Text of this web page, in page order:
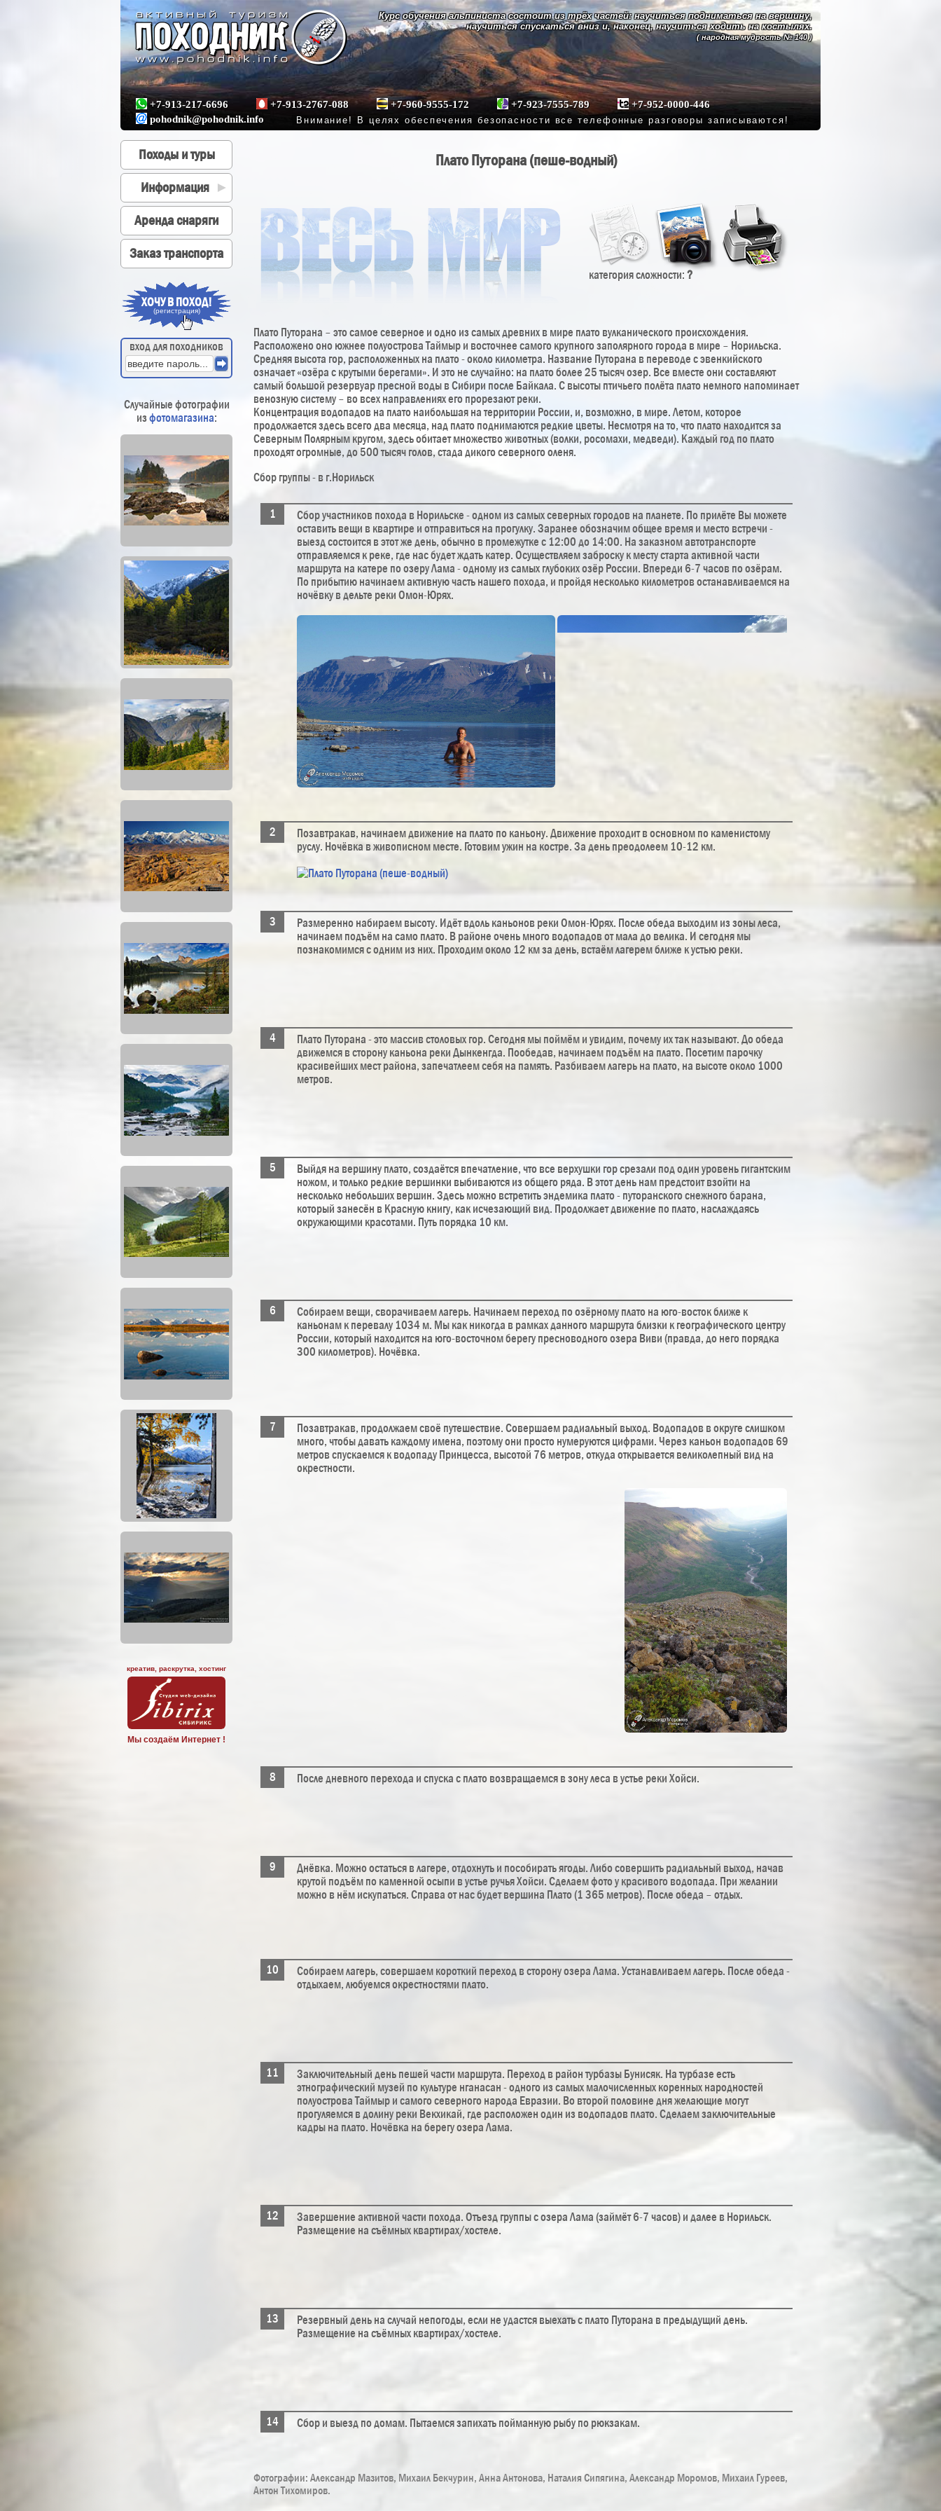
Курс обучения альпиниста состоит из трёх частей: научиться подниматься на вершину,
научиться спускаться вниз и, наконец, научиться ходить на костылях.
( народная мудрость № 140 )
+7-913-217-6696 +7-913-2767-088 +7-960-9555-172 +7-923-7555-789
+7-952-0000-446
pohodnik@pohodnik.info
Внимание! В целях обеспечения безопасности все телефонные разговоры записываются!
Походы и туры
Информация ►
Аренда снаряги
Заказ транспорта
ХОЧУ В ПОХОД!
(регистрация)
вход для походников
Случайные фотографии
изфотомагазина:
креатив, раскрутка, хостинг
Мы создаём Интернет !
Плато Путорана (пеше-водный)
категория сложности:?
Плато Путорана – это самое северное и одно из самых древних в мире плато вулканического происхождения.
Расположено оно южнее полуострова Таймыр и восточнее самого крупного заполярного города в мире – Норильска.
Средняя высота гор, расположенных на плато - около километра. Название Путорана в переводе с эвенкийского
означает «озёра с крутыми берегами». И это не случайно: на плато более 25 тысяч озер. Все вместе они составляют
самый большой резервуар пресной воды в Сибири после Байкала. С высоты птичьего полёта плато немного напоминает
венозную систему – во всех направлениях его прорезают реки.
Концентрация водопадов на плато наибольшая на территории России, и, возможно, в мире. Летом, которое
продолжается здесь всего два месяца, над плато поднимаются редкие цветы. Несмотря на то, что плато находится за
Северным Полярным кругом, здесь обитает множество животных (волки, росомахи, медведи). Каждый год по плато
проходят огромные, до 500 тысяч голов, стада дикого северного оленя.
Сбор группы - в г.Норильск
Сбор участников похода в Норильске - одном из самых северных городов на планете. По прилёте Вы можете
оставить вещи в квартире и отправиться на прогулку. Заранее обозначим общее время и место встречи -
выезд состоится в этот же день, обычно в промежутке с 12:00 до 14:00. На заказном автотранспорте
отправляемся к реке, где нас будет ждать катер. Осуществляем заброску к месту старта активной части
маршрута на катере по озеру Лама - одному из самых глубоких озёр России. Впереди 6-7 часов по озёрам.
По прибытию начинаем активную часть нашего похода, и пройдя несколько километров останавливаемся на
ночёвку в дельте реки Омон-Юрях.
Позавтракав, начинаем движение на плато по каньону. Движение проходит в основном по каменистому
руслу. Ночёвка в живописном месте. Готовим ужин на костре. За день преодолеем 10-12 км.
Размеренно набираем высоту. Идёт вдоль каньонов реки Омон-Юрях. После обеда выходим из зоны леса,
начинаем подъём на само плато. В районе очень много водопадов от мала до велика. И сегодня мы
познакомимся с одним из них. Проходим около 12 км за день, встаём лагерем ближе к устью реки.
Плато Путорана - это массив столовых гор. Сегодня мы поймём и увидим, почему их так называют. До обеда
движемся в сторону каньона реки Дынкенгда. Пообедав, начинаем подъём на плато. Посетим парочку
красивейших мест района, запечатлеем себя на память. Разбиваем лагерь на плато, на высоте около 1000
метров.
Выйдя на вершину плато, создаётся впечатление, что все верхушки гор срезали под один уровень гигантским
ножом, и только редкие вершинки выбиваются из общего ряда. В этот день нам предстоит взойти на
несколько небольших вершин. Здесь можно встретить эндемика плато - путоранского снежного барана,
который занесён в Красную книгу, как исчезающий вид. Продолжает движение по плато, наслаждаясь
окружающими красотами. Путь порядка 10 км.
Собираем вещи, сворачиваем лагерь. Начинаем переход по озёрному плато на юго-восток ближе к
каньонам к перевалу 1034 м. Мы как никогда в рамках данного маршрута близки к географического центру
России, который находится на юго-восточном берегу пресноводного озера Виви (правда, до него порядка
300 километров). Ночёвка.
Позавтракав, продолжаем своё путешествие. Совершаем радиальный выход. Водопадов в округе слишком
много, чтобы давать каждому имена, поэтому они просто нумеруются цифрами. Через каньон водопадов 69
метров спускаемся к водопаду Принцесса, высотой 76 метров, откуда открывается великолепный вид на
окрестности.
После дневного перехода и спуска с плато возвращаемся в зону леса в устье реки Хойси.
Днёвка. Можно остаться в лагере, отдохнуть и пособирать ягоды. Либо совершить радиальный выход, начав
крутой подъём по каменной осыпи в устье ручья Хойси. Сделаем фото у красивого водопада. При желании
можно в нём искупаться. Справа от нас будет вершина Плато (1 365 метров). После обеда – отдых.
Собираем лагерь, совершаем короткий переход в сторону озера Лама. Устанавливаем лагерь. После обеда -
отдыхаем, любуемся окрестностями плато.
Заключительный день пешей части маршрута. Переход в район турбазы Бунисяк. На турбазе есть
этнографический музей по культуре нганасан - одного из самых малочисленных коренных народностей
полуострова Таймыр и самого северного народа Евразии. Во второй половине дня желающие могут
прогуляемся в долину реки Векхикай, где расположен один из водопадов плато. Сделаем заключительные
кадры на плато. Ночёвка на берегу озера Лама.
Завершение активной части похода. Отъезд группы с озера Лама (займёт 6-7 часов) и далее в Норильск.
Размещение на съёмных квартирах/хостеле.
Резервный день на случай непогоды, если не удастся выехать с плато Путорана в предыдущий день.
Размещение на съёмных квартирах/хостеле.
Сбор и выезд по домам. Пытаемся запихать пойманную рыбу по рюкзакам.
Фотографии: Александр Мазитов, Михаил Бекчурин, Анна Антонова, Наталия Сипягина, Александр Моромов, Михаил Гуреев,
Антон Тихомиров.